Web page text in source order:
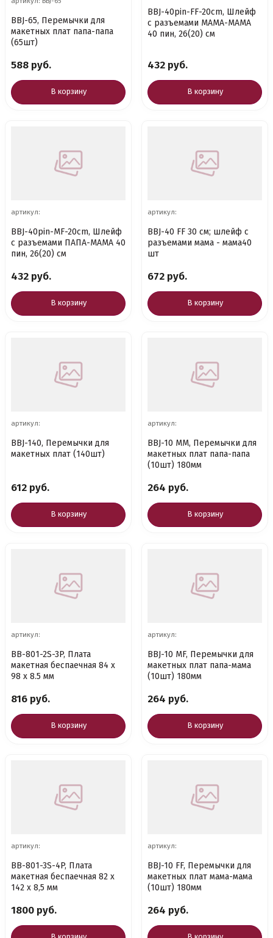
BBJ-65, Перемычки для
макетных плат папа-папа
(65шт)
588 руб.
В корзину
BBJ-40pin-FF-20cm, Шлейф
с разъемами МАМА-МАМА
40 пин, 26(20) см
432 руб.
В корзину
артикул:
BBJ-40pin-MF-20cm, Шлейф
с разъемами ПАПА-МАМА 40
пин, 26(20) см
432 руб.
В корзину
артикул:
BBJ-40 FF 30 см; шлейф с
разъемами мама - мама40
шт
672 руб.
В корзину
артикул:
BBJ-140, Перемычки для
макетных плат (140шт)
612 руб.
В корзину
артикул:
BBJ-10 MM, Перемычки для
макетных плат папа-папа
(10шт) 180мм
264 руб.
В корзину
артикул:
BB-801-2S-3P, Плата
макетная беспаечная 84 х
98 х 8.5 мм
816 руб.
В корзину
артикул:
BBJ-10 MF, Перемычки для
макетных плат папа-мама
(10шт) 180мм
264 руб.
В корзину
артикул:
BB-801-3S-4P, Плата
макетная беспаечная 82 х
142 х 8,5 мм
1800 руб.
артикул:
BBJ-10 FF, Перемычки для
макетных плат мама-мама
(10шт) 180мм
264 руб.